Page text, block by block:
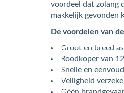
voordeel dat zolang
makkelijk gevonden
De voordelen van
Groot en breed
Roodkoper van
Snelle en
Veiligheid